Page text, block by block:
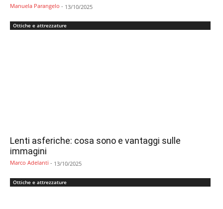
Manuela Parangelo - 13/10/2025
Ottiche e attrezzature
Lenti asferiche: cosa sono e vantaggi sulle
immagini
Marco Adelanti - 13/10/2025
Ottiche e attrezzature